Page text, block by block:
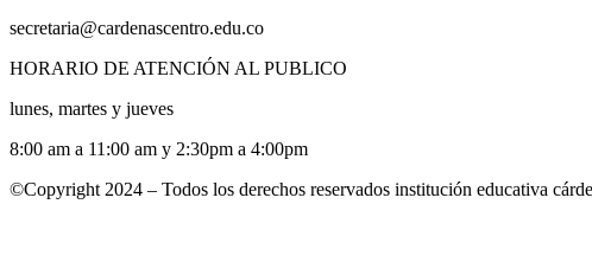
secretaria@cardenascentro.edu.co
HORARIO DE ATENCIÓN AL PUBLICO
lunes, martes y jueves
8:00 am a 11:00 am y 2:30pm a 4:00pm
©Copyright 2024 – Todos los derechos reservados institución educativa